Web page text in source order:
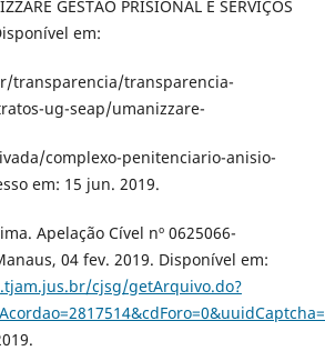
GESTÃO PRISIONAL E SERVIÇOS
em:
transparencia/transparencia-
ug-seap/umanizzare-
complexo-penitenciario-anisio-
em: 15 jun. 2019.
Apelação Cível nº 0625066-
04 fev. 2019. Disponível em:
cjsg/getArquivo.do?